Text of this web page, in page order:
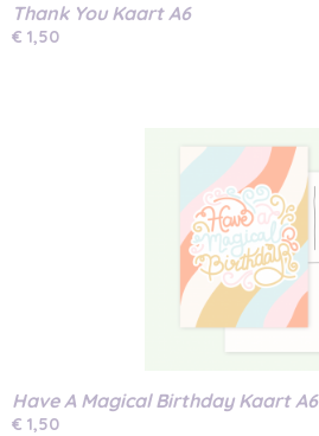
Thank You Kaart A6
€ 1,50
Have A Magical Birthday Kaart A6
€ 1,50